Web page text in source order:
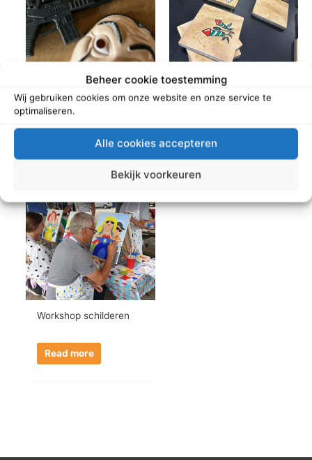
Beheer cookie toestemming
Wij gebruiken cookies om onze website en onze service te
optimaliseren.
Alle cookies accepteren
Bekijk voorkeuren
VR Game – La Casa de
Papel
Read more
Winterfun
Workshop schilderen
Read more